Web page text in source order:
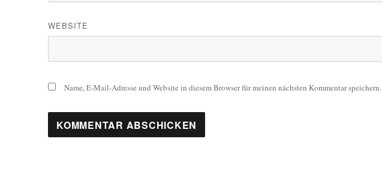
WEBSITE
Name, E-Mail-Adresse und Website in diesem Browser für meinen nächsten Kommentar speichern.